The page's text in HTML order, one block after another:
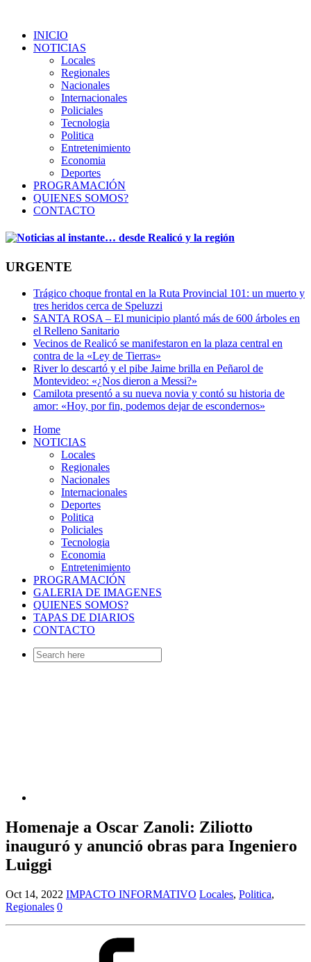
INICIO
NOTICIAS
Locales
Regionales
Nacionales
Internacionales
Policiales
Tecnologia
Politica
Entretenimiento
Economia
Deportes
PROGRAMACIÓN
QUIENES SOMOS?
CONTACTO
URGENTE
Trágico choque frontal en la Ruta Provincial 101: un muerto y
tres heridos cerca de Speluzzi
SANTA ROSA – El municipio plantó más de 600 árboles en
el Relleno Sanitario
Vecinos de Realicó se manifestaron en la plaza central en
contra de la «Ley de Tierras»
River lo descartó y el pibe Jaime brilla en Peñarol de
Montevideo: «¿Nos dieron a Messi?»
Camilota presentó a su nueva novia y contó su historia de
amor: «Hoy, por fin, podemos dejar de escondernos»
Home
NOTICIAS
Locales
Regionales
Nacionales
Internacionales
Deportes
Politica
Policiales
Tecnologia
Economia
Entretenimiento
PROGRAMACIÓN
GALERIA DE IMAGENES
QUIENES SOMOS?
TAPAS DE DIARIOS
CONTACTO
Search
for:
Homenaje a Oscar Zanoli: Ziliotto
inauguró y anunció obras para Ingeniero
Luiggi
Oct 14, 2022 IMPACTO INFORMATIVO Locales, Politica,
Regionales 0